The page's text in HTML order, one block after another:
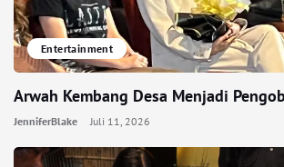
Entertainment
Arwah Kembang Desa Menjadi
JenniferBlake Juli 11, 2026